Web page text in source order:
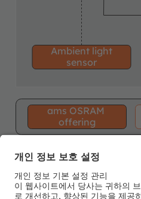
ams OSRAM
offering
Ambient light
sensor